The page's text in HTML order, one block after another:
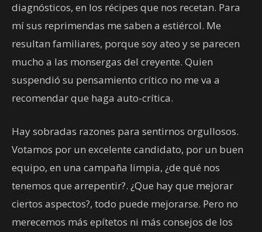
diagnósticos, en los récipes que nos recetan. Para
mí sus reprimendas me saben a estiércol. Me
resultan familiares, porque soy ateo y se parecen
mucho a las monsergas del creyente. Quien
suspendió su pensamiento crítico no me va a
recomendar que haga auto-crítica.
Hay sobradas razones para sentirnos orgullosos.
Votamos por un excelente candidato, por un buen
equipo, en una campaña limpia, ¿de qué nos
tenemos que arrepentir?. ¿Que hay que mejorar
ciertos aspectos?, todo puede mejorarse. Pero no
merecemos más epítetos ni más consejos de los